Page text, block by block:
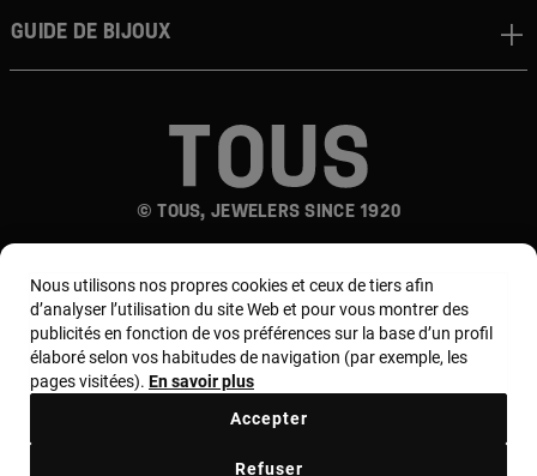
© TOUS, JEWELERS SINCE 1920
Guide de bijoux
Pays et devise :France / Euro
Termes et conditions
Nous utilisons nos propres cookies et ceux de tiers afin
d’analyser l’utilisation du site Web et pour vous montrer des
publicités en fonction de vos préférences sur la base d’un profil
élaboré selon vos habitudes de navigation (par exemple, les
pages visitées). En savoir plus
Refuser
Accepter